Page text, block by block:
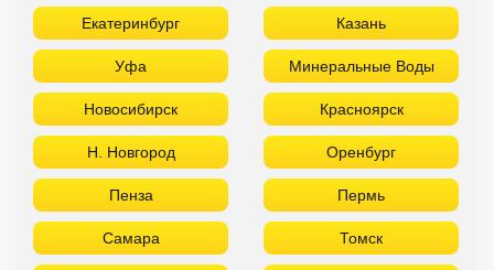
Екатеринбург Казань
Уфа Минеральные Воды
Новосибирск Красноярск
Н. Новгород Оренбург
Пенза Пермь
Самара Томск